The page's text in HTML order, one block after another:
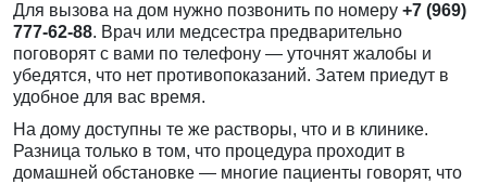
Для вызова на дом нужно позвонить по номеру +7 (969)
777-62-88. Врач или медсестра предварительно
поговорят с вами по телефону — уточнят жалобы и
убедятся, что нет противопоказаний. Затем приедут в
удобное для вас время.
На дому доступны те же растворы, что и в клинике.
Разница только в том, что процедура проходит в
домашней обстановке — многие пациенты говорят, что